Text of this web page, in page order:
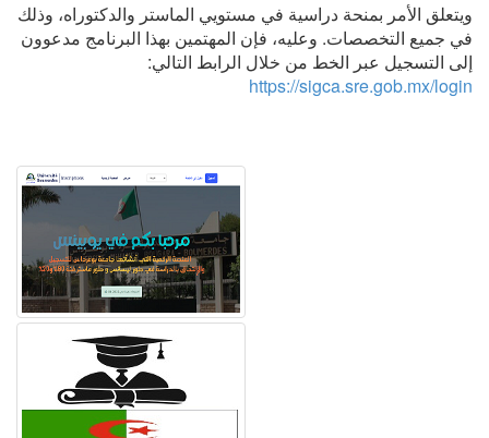
ويتعلق الأمر بمنحة دراسية في مستويي الماستر والدكتوراه، وذلك
في جميع التخصصات. وعليه، فإن المهتمين بهذا البرنامج مدعوون
إلى التسجيل عبر الخط من خلال الرابط التالي:
https://sigca.sre.gob.mx/login